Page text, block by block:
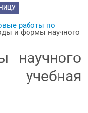
работы по
и формы научного
учебная